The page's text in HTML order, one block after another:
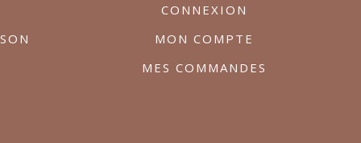
CONNEXION
MON COMPTE
MES COMMANDES